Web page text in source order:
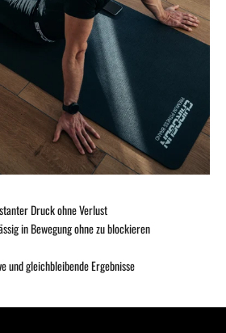
Druck ohne Verlust
in Bewegung ohne zu blockieren
und gleichbleibende Ergebnisse